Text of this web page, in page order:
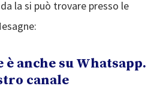
la si può trovare presso le
è anche su Whatsapp.
canale